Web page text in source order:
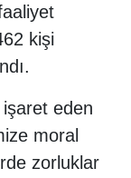
kişi
işaret eden
moral
zorluklar